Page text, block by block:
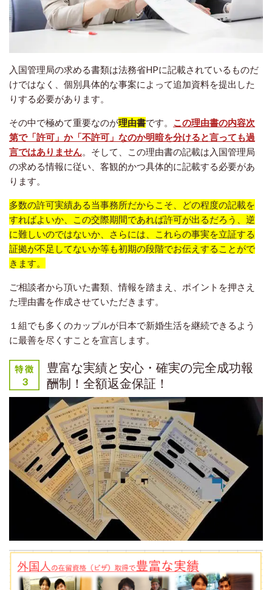
入国管理局の求める書類は法務省HPに記載されているものだ
けではなく、個別具体的な事案によって追加資料を提出した
りする必要があります。
その中で極めて重要なのが理由書です。 この理由書の内容次
第で「許可」か「不許可」なのか明暗を分けると言っても過
言ではありません。そして、この理由書の記載は入国管理局
の求める情報に従い、客観的かつ具体的に記載する必要があ
ります。
多数の許可実績ある当事務所だからこそ、どの程度の記載を
すればよいか、この交際期間であれば許可が出るだろう、逆
に難しいのではないか、さらには、これらの事実を立証する
証拠が不足してないか等も初期の段階でお伝えすることがで
きます。
ご相談者から頂いた書類、情報を踏まえ、ポイントを押さえ
た理由書を作成させていただきます。
１組でも多くのカップルが日本で新婚生活を継続できるよう
に最善を尽くすことを宣言します。
豊富な実績と安心・確実の完全成功報
酬制！全額返金保証！